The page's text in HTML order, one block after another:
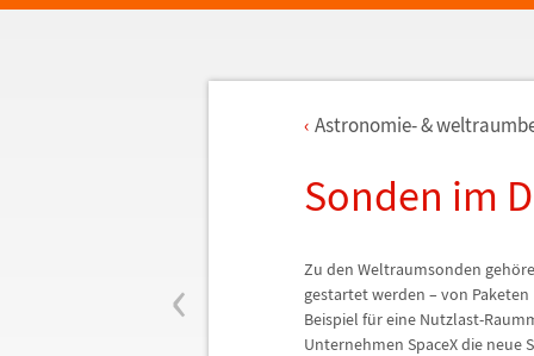
‹
Astronomie- &
Sonden im
Zu den Weltraumsonden gehö
gestartet werden – von
Beispiel für eine Nutzlast-
Unternehmen SpaceX die neue